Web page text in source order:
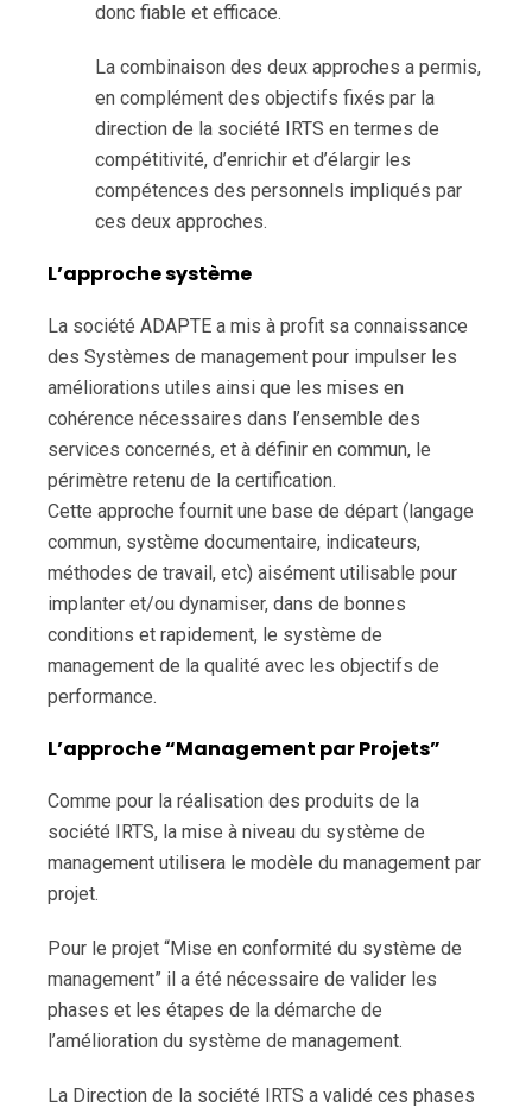
donc fiable et efficace.
La combinaison des deux approches a permis,
en complément des objectifs fixés par la
direction de la société IRTS en termes de
compétitivité, d’enrichir et d’élargir les
compétences des personnels impliqués par
ces deux approches.
L’approche système
La société ADAPTE a mis à profit sa connaissance
des Systèmes de management pour impulser les
améliorations utiles ainsi que les mises en
cohérence nécessaires dans l’ensemble des
services concernés, et à définir en commun, le
périmètre retenu de la certification.
Cette approche fournit une base de départ (langage
commun, système documentaire, indicateurs,
méthodes de travail, etc) aisément utilisable pour
implanter et/ou dynamiser, dans de bonnes
conditions et rapidement, le système de
management de la qualité avec les objectifs de
performance.
L’approche “Management par Projets”
Comme pour la réalisation des produits de la
société IRTS, la mise à niveau du système de
management utilisera le modèle du management par
projet.
Pour le projet “Mise en conformité du système de
management” il a été nécessaire de valider les
phases et les étapes de la démarche de
l’amélioration du système de management.
La Direction de la société IRTS a validé ces phases